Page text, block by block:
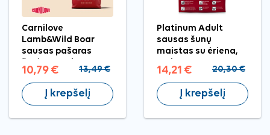
Carnilove
Lamb&Wild Boar
sausas pašaras
10,79 € 13,49 €
Į krepšelį
Platinum Adult
sausas šunų
maistas su ėriena,
14,21 € 20,30 €
Į krepšelį